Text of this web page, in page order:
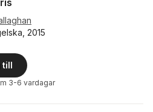
2015
till
3-6 vardagar